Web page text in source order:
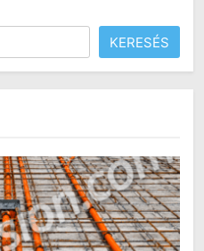
KERESÉS